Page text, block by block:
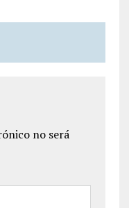
no será